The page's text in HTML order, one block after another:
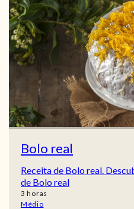
Bolo real
Receita de Bolo real.
de Bolo real
3 horas
horas
Médio